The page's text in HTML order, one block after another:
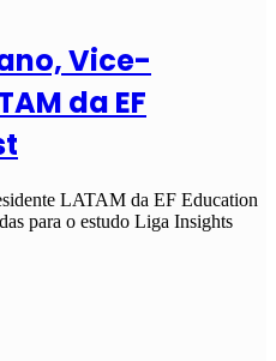
Vice-
da EF
LATAM da EF Education
para o estudo Liga Insights